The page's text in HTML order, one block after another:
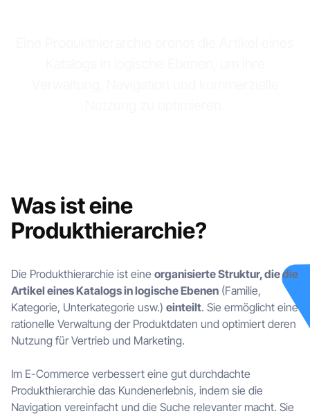
Was ist eine
Produkthierarchie?
Die Produkthierarchie ist eine organisierte Struktur, die die
Artikel eines Katalogs in logische Ebenen (Familie,
Kategorie, Unterkategorie usw.) einteilt. Sie ermöglicht eine
rationelle Verwaltung der Produktdaten und optimiert deren
Nutzung für Vertrieb und Marketing.
Im E-Commerce verbessert eine gut durchdachte
Produkthierarchie das Kundenerlebnis, indem sie die
Navigation vereinfacht und die Suche relevanter macht. Sie